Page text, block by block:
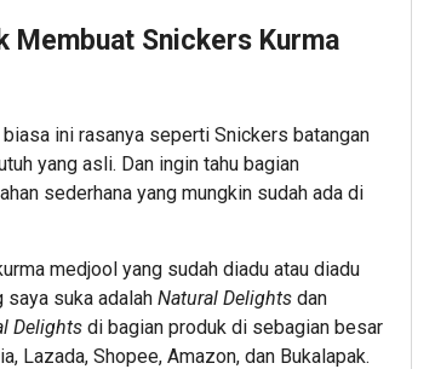
Membuat Snickers Kurma
ini rasanya seperti Snickers batangan
yang asli. Dan ingin tahu bagian
sederhana yang mungkin sudah ada di
medjool yang sudah diadu atau diadu
saya suka adalah Natural Delights dan
Delights di bagian produk di sebagian besar
Lazada, Shopee, Amazon, dan Bukalapak.